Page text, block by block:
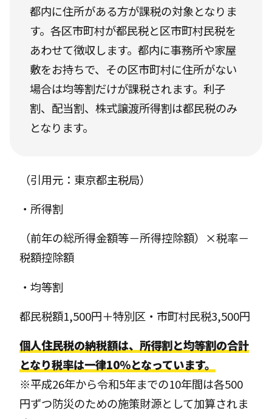
都内に住所がある方が課税の対象となりま
す。各区市町村が都民税と区市町村民税を
あわせて徴収します。都内に事務所や家屋
敷をお持ちで、その区市町村に住所がない
場合は均等割だけが課税されます。利子
割、配当割、株式譲渡所得割は都民税のみ
となります。
（引用元：東京都主税局）
・所得割
（前年の総所得金額等－所得控除額）×税率－
税額控除額
・均等割
都民税額1,500円＋特別区・市町村民税3,500円
個人住民税の納税額は、所得割と均等割の合計
となり税率は一律10％となっています。
※平成26年から令和5年までの10年間は各500
円ずつ防災のための施策財源として加算されま